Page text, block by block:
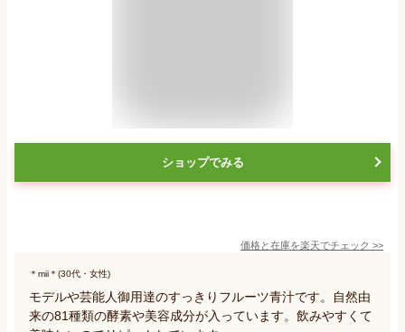
ショップでみる
価格と在庫を楽天でチェック >>
＊mii＊(30代・女性)
モデルや芸能人御用達のすっきりフルーツ青汁です。自然由
来の81種類の酵素や美容成分が入っています。飲みやすくて